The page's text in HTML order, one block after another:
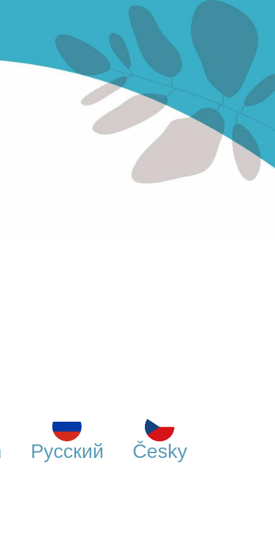
Русский Česky